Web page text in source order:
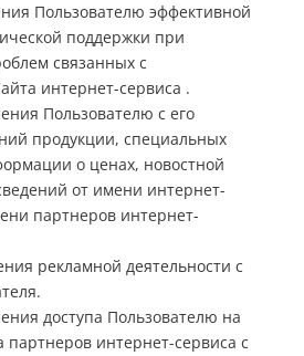
Пользователю эффективной
поддержки при
связанных с
интернет-сервиса .
Пользователю с его
продукции, специальных
о ценах, новостной
от имени интернет-
партнеров интернет-
рекламной деятельности с
доступа Пользователю на
партнеров интернет-сервиса с